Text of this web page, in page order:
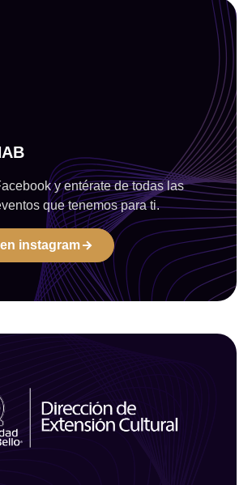
y entérate de todas las
que tenemos para ti.
instagram